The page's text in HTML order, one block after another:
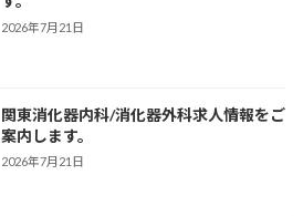
2026年7月21日
関東消化器内科/消化器外科求人情報をご
案内します。
2026年7月21日